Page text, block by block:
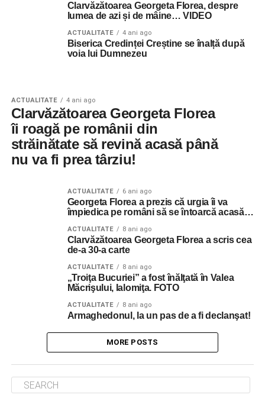
Clarvăzătoarea Georgeta Florea, despre
lumea de azi și de mâine… VIDEO
ACTUALITATE 4 ani ago
Biserica Credinței Creștine se înalță după
voia lui Dumnezeu
ACTUALITATE 4 ani ago
Clarvăzătoarea Georgeta Florea
îi roagă pe românii din
străinătate să revină acasă până
nu va fi prea târziu!
ACTUALITATE 6 ani ago
Georgeta Florea a prezis că urgia îi va
împiedica pe români să se întoarcă acasă…
ACTUALITATE 8 ani ago
Clarvăzătoarea Georgeta Florea a scris cea
de-a 30-a carte
ACTUALITATE 8 ani ago
„Troiţa Bucuriei” a fost înălţată în Valea
Măcrişului, Ialomiţa. FOTO
ACTUALITATE 8 ani ago
Armaghedonul, la un pas de a fi declanşat!
MORE POSTS